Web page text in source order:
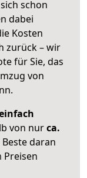
schon
dabei
Kosten
zurück – wir
für Sie, das
von
von nurca.
daran
Preisen